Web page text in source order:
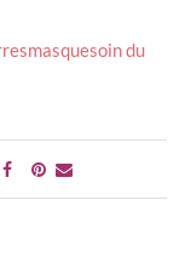
masquesoin du